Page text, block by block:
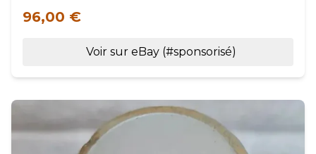
96,00 €
Voir sur eBay (#sponsorisé)